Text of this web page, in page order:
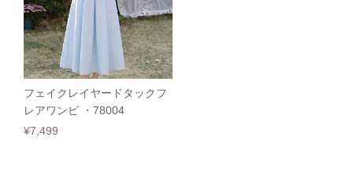
フェイクレイヤードタックフ
レアワンピ ・78004
¥7,499